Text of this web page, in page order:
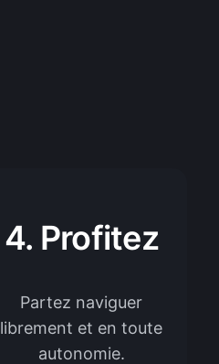
4. Profitez
Partez naviguer
librement et en toute
autonomie.